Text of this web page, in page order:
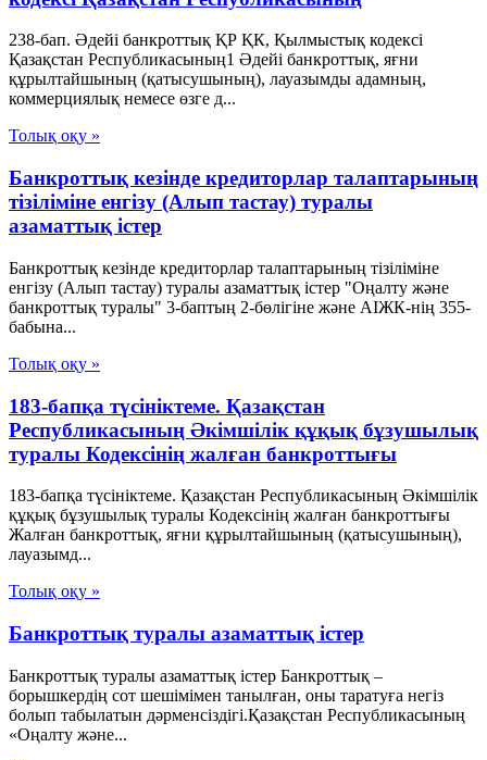
238-бап. Әдейi банкроттық ҚР ҚК, Қылмыстық кодексi
Қазақстан Республикасының1 Әдейі банкроттық, яғни
құрылтайшының (қатысушының), лауазымды адамның,
коммерциялық немесе өзге д...
Толық оқу »
Банкроттық кезінде кредиторлар талаптарының
тізіліміне енгізу (Алып тастау) туралы
азаматтық істер
Банкроттық кезінде кредиторлар талаптарының тізіліміне
енгізу (Алып тастау) туралы азаматтық істер "Оңалту және
банкроттық туралы" 3-баптың 2-бөлігіне және АІЖК-нің 355-
бабына...
Толық оқу »
183-бапқа түсініктеме. Қазақстан
Республикасының Әкімшілік құқық бұзушылық
туралы Кодексінің жалған банкроттығы
183-бапқа түсініктеме. Қазақстан Республикасының Әкімшілік
құқық бұзушылық туралы Кодексінің жалған банкроттығы
Жалған банкроттық, яғни құрылтайшының (қатысушының),
лауазымд...
Толық оқу »
Банкроттық туралы азаматтық істер
Банкроттық туралы азаматтық істер Банкроттық –
борышкердiң сот шешiмiмен танылған, оны таратуға негiз
болып табылатын дәрменсiздiгi.Қазақстан Республикасының
«Оңалту және...